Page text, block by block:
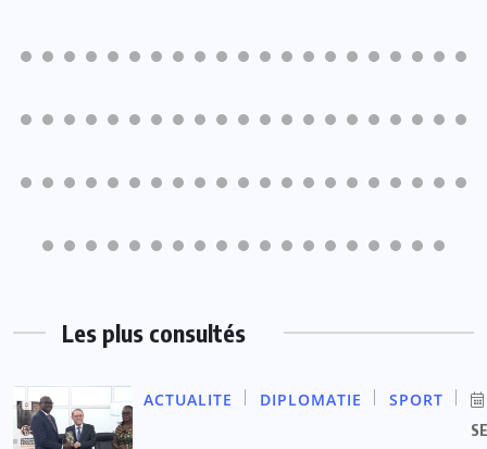
Les plus consultés
ACTUALITE DIPLOMATIE SPORT